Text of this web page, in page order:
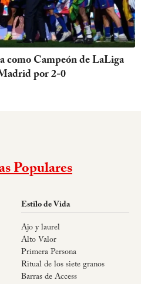
como Campeón de LaLiga
por 2-0
Populares
Estilo de Vida
Ajo y laurel
Alto Valor
Primera Persona
Ritual de los siete granos
Barras de Access